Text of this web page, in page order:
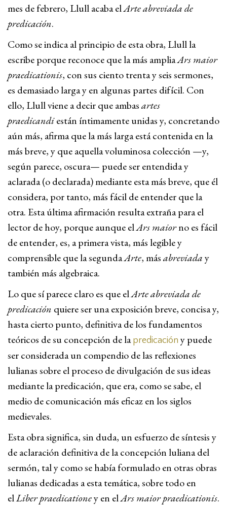
mes de febrero, Llull acaba elArte abreviada de
predicación.
Como se indica al principio de esta obra, Llull la
escribe porque reconoce que la más ampliaArs maior
praedicationis, con sus ciento trenta y seis sermones,
es demasiado larga y en algunas partes difícil. Con
ello, Llull viene a decir que ambasartes
praedicandiestán íntimamente unidas y, concretando
aún más, afirma que la más larga está contenida en la
más breve, y que aquella voluminosa colección —y,
según parece, oscura— puede ser entendida y
aclarada (o declarada) mediante esta más breve, que él
considera, por tanto, más fácil de entender que la
otra. Esta última afirmación resulta extraña para el
lector de hoy, porque aunque elArs maiorno es fácil
de entender, es, a primera vista, más legible y
comprensible que la segundaArte, másabreviaday
también más algebraica.
Lo que sí parece claro es que elArte abreviada de
predicación quiere ser una exposición breve, concisa y,
hasta cierto punto, definitiva de los fundamentos
teóricos de su concepción de la predicación y puede
ser considerada un compendio de las reflexiones
lulianas sobre el proceso de divulgación de sus ideas
mediante la predicación, que era, como se sabe, el
medio de comunicación más eficaz en los siglos
medievales.
Esta obra significa, sin duda, un esfuerzo de síntesis y
de aclaración definitiva de la concepción luliana del
sermón, tal y como se había formulado en otras obras
lulianas dedicadas a esta temática, sobre todo en
elLiber praedicationey en elArs maior praedicationis.